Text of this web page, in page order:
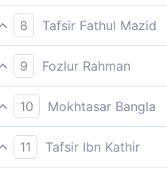
তোমাদেরকে কিসে জাহান্নামে নিক্ষেপ
8 Tafsir Fathul Mazid
Please check ayah 74:56
9 Fozlur Rahman
(তারা তাদেরকে জিজ্ঞাসা করবে,) “কোন্‌
10 Mokhtasar Bangla
৪২. এরা তাদেরকে জিজ্ঞেস করবে, কোন্
11 Tafsir Ibn Kathir